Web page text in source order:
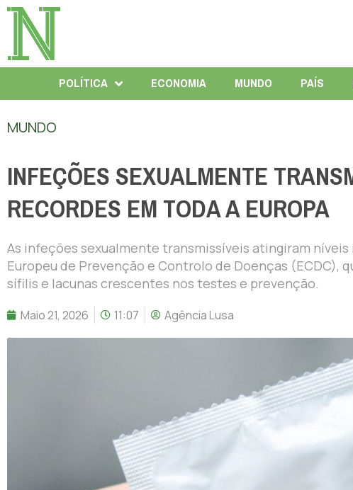
POLÍTICA ECONOMIA MUNDO PAÍS
MUNDO
INFEÇÕES SEXUALMENTE
RECORDES EM TODA A EUROPA
As infeções sexualmente transmissíveis atingiram
Europeu de Prevenção e Controlo de Doenças (ECDC),
sífilis e lacunas crescentes nos testes e prevenção.
Maio 21, 2026 11:07 Agência Lusa